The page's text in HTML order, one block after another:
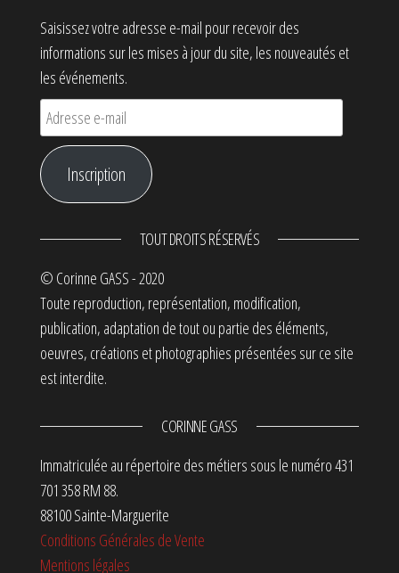
Saisissez votre adresse e-mail pour recevoir des
informations sur les mises à jour du site, les nouveautés et
les événements.
Adresse e-mail
Inscription
TOUT DROITS RÉSERVÉS
© Corinne GASS - 2020
Toute reproduction, représentation, modification,
publication, adaptation de tout ou partie des éléments,
oeuvres, créations et photographies présentées sur ce site
est interdite.
CORINNE GASS
Immatriculée au répertoire des métiers sous le numéro 431
701 358 RM 88.
88100 Sainte-Marguerite
Conditions Générales de Vente
Mentions légales